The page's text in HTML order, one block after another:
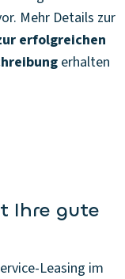
Mehr Details zur
erfolgreichen
erhalten
Ihre gute
Leasing im